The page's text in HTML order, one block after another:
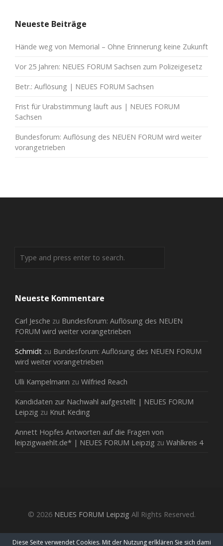
Neueste Beiträge
Hände weg von Memorial – Ohne Erinnerung keine Zukunft
Vor 25 Jahren: NEUES FORUM Sachsen zum Polizeigesetz
Betr.: Auflösung | NEUES FORUM Sachsen
Frist für Urabstimmung läuft aus | NEUES FORUM
Sachsen
Bundesforum: Auflösung des NEUEN FORUM wird weiter
vorangetrieben
Neueste Kommentare
Carl Jesche zu Bundesforum: Auflösung des NEUEN
FORUM wird weiter vorangetrieben
Schmidt zu Bundesforum: Auflösung des NEUEN FORUM
wird weiter vorangetrieben
Ulli Kampelmann zu Wilfried Reach
Kandidaten zur Nachwahl aufgestellt | NEUES FORUM
Leipzig zu Knut Keding
Annett Hopfes Antworten auf die Fragen von
leipzigwaehlt.de* | NEUES FORUM Leipzig zu Wahlkreis 4
© 2026 NEUES FORUM Leipzig All Rights Reserved.
Diese Seite verwendet Cookies. Mit der Nutzung erlklären Sie sich dami